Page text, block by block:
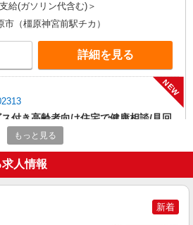
給(ガソリン代含む)＞
市（橿原神宮前駅チカ）
詳細を見る
NEW
付き高齢者向け住宅で健康相談/見回
≪橿原市≫
給(ガソリン代含む)＞
市内 最寄駅：八木西口
もっと見る
人情報
新着